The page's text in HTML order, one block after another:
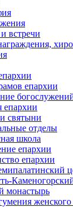
встречи
епархии
епархии
святыни
отделы
школа
епархии
епархии
монастырь